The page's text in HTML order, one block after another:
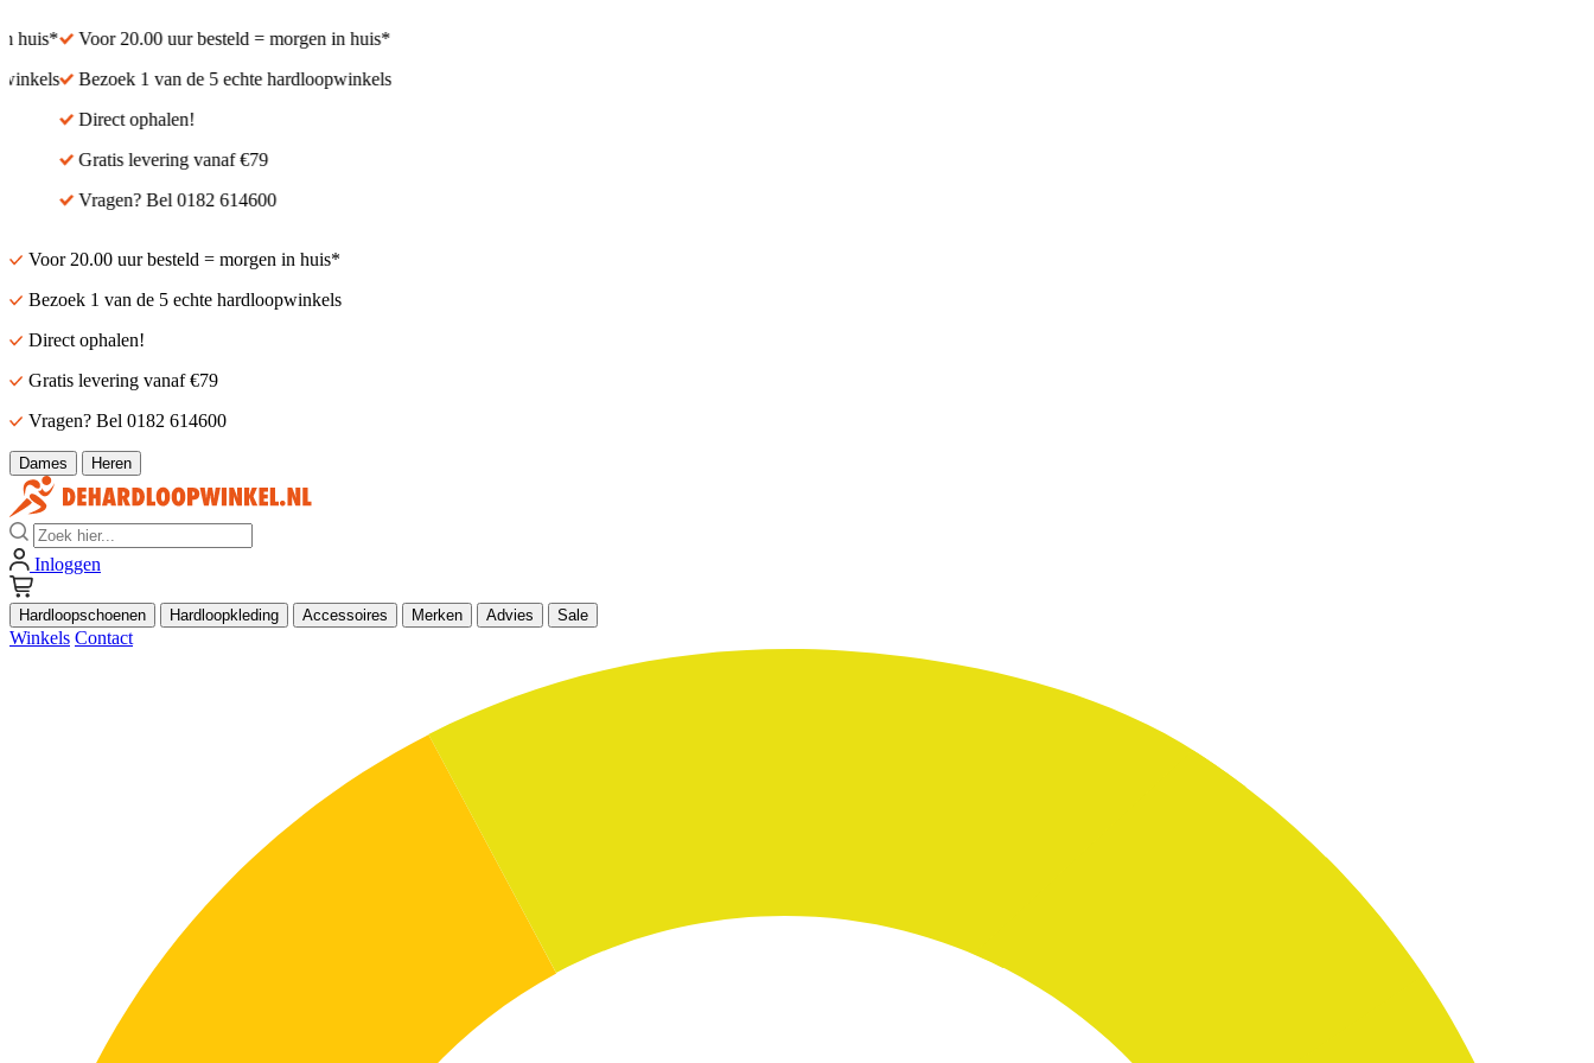
huis*
Voor 20.00 uur besteld = morgen in huis*
Bezoek 1 van de 5 echte hardloopwinkels
Direct ophalen!
Gratis levering vanaf €79
Vragen? Bel 0182 614600
Voor 20.00 uur besteld = morgen in huis*
Bezoek 1 van de 5 echte hardloopwinkels
Direct ophalen!
Gratis levering vanaf €79
Vragen? Bel 0182 614600
Dames Heren
Zoek
Inloggen
Hardloopschoenen Hardloopkleding Accessoires Merken Advies Sale
Winkels Contact